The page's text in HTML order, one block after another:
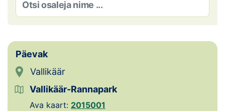
Kontakt
EOL
Galerii
Päevak
Vallikäär
Vallikäär-Rannapark
Ava kaart: 2015001